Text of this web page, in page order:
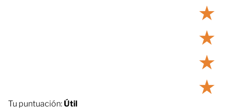
★
★
★
★
Tu puntuación: Útil